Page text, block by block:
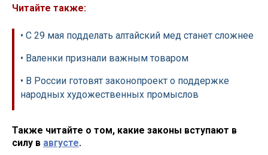
Читайте также:
• С 29 мая подделать алтайский мед станет сложнее
• Валенки признали важным товаром
• В России готовят законопроект о поддержке
народных художественных промыслов
Также читайте о том, какие законы вступают в
силу в августе.